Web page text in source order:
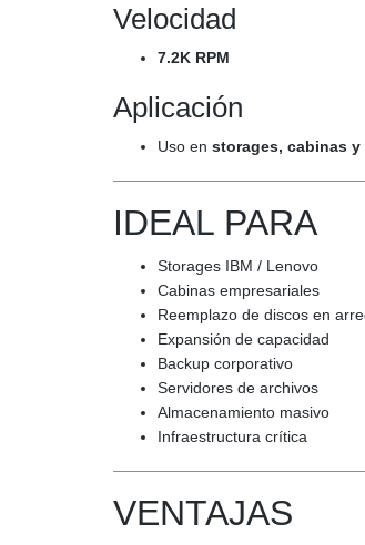
Velocidad
7.2K RPM
Aplicación
Uso en storages, cabinas y
IDEAL PARA
Storages IBM / Lenovo
Cabinas empresariales
Reemplazo de discos en
Expansión de capacidad
Backup corporativo
Servidores de archivos
Almacenamiento masivo
Infraestructura crítica
VENTAJAS